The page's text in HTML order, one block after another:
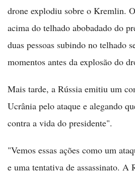
drone explodiu sobre o Kremlin.
acima do telhado abobadado do
duas pessoas subindo no telhado
momentos antes da explosão do
Mais tarde, a Rússia emitiu um
Ucrânia pelo ataque e alegando
contra a vida do presidente".
"Vemos essas ações como um
e uma tentativa de assassinato. A